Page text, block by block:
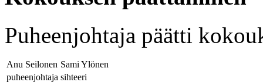
Puheenjohtaja päätti
Anu Seilonen Sami Ylönen
puheenjohtaja sihteeri